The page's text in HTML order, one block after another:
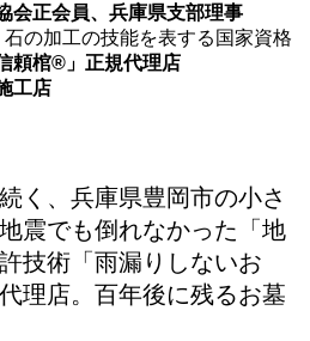
会正会員、兵庫県支部理事
石の加工の技能を表する国家資格
頼棺®」正規代理店
工店
く、兵庫県豊岡市の小さ
震でも倒れなかった「地
技術「雨漏りしないお
理店。百年後に残るお墓